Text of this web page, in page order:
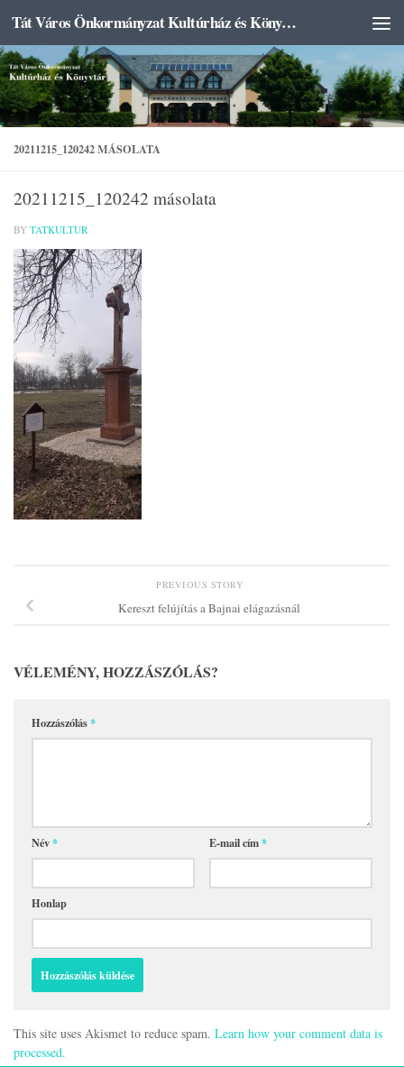
Skip to content Tát Város Önkormányzat Kultúrház és Könyvtár
20211215_120242 MÁSOLATA
20211215_120242 másolata
BY TATKULTUR
PREVIOUS STORY
Kereszt felújítás a Bajnai elágazásnál
VÉLEMÉNY, HOZZÁSZÓLÁS?
Hozzászólás*
Név* E-mail cím*
Honlap
This site uses Akismet to reduce spam. Learn how your comment data is
processed.